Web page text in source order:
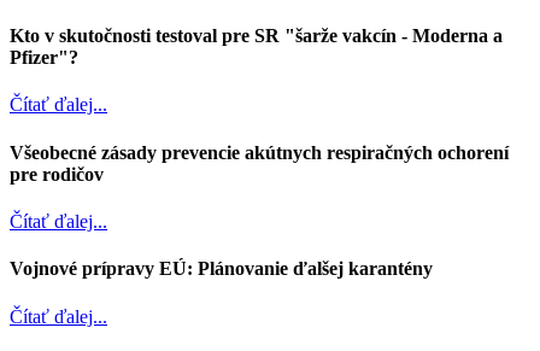
Kto v skutočnosti testoval pre SR "šarže vakcín - Moderna a
Pfizer"?
Čítať ďalej...
Všeobecné zásady prevencie akútnych respiračných ochorení
pre rodičov
Čítať ďalej...
Vojnové prípravy EÚ: Plánovanie ďalšej karantény
Čítať ďalej...